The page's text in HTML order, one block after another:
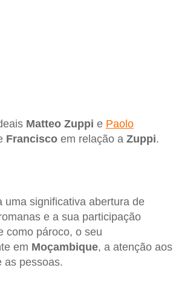
Matteo Zuppi e Paolo
Franciscoem relação a Zuppi.
uma significativa abertura de
e a sua participação
como pároco, o seu
em Moçambique, a atenção aos
as pessoas.